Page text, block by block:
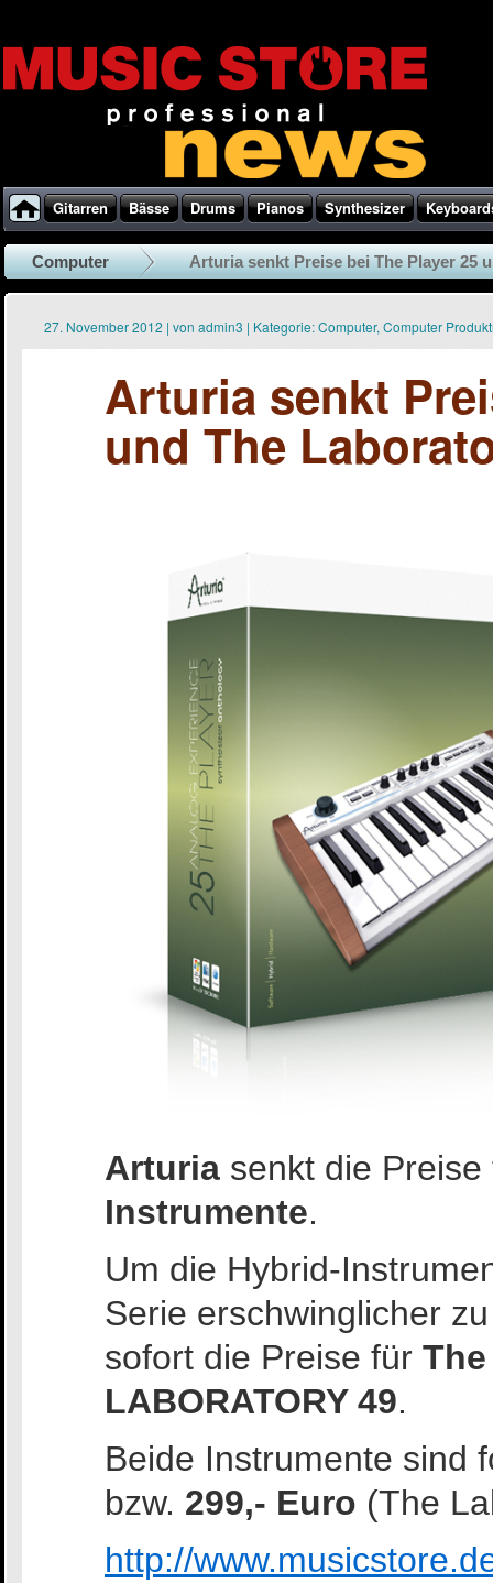
Gitarren Bässe Drums Pianos Synthesizer
Computer Arturia senkt Preise bei The Player 25
27. November 2012 | von admin3 | Kategorie:Computer, Computer
Arturia senkt
und The
Arturia senkt die
Instrumente.
Um die Hybrid-
Serie erschwinglicher
sofort die Preise für The
LABORATORY 49.
Beide Instrumente sind
bzw. 299,- Euro (The
http://